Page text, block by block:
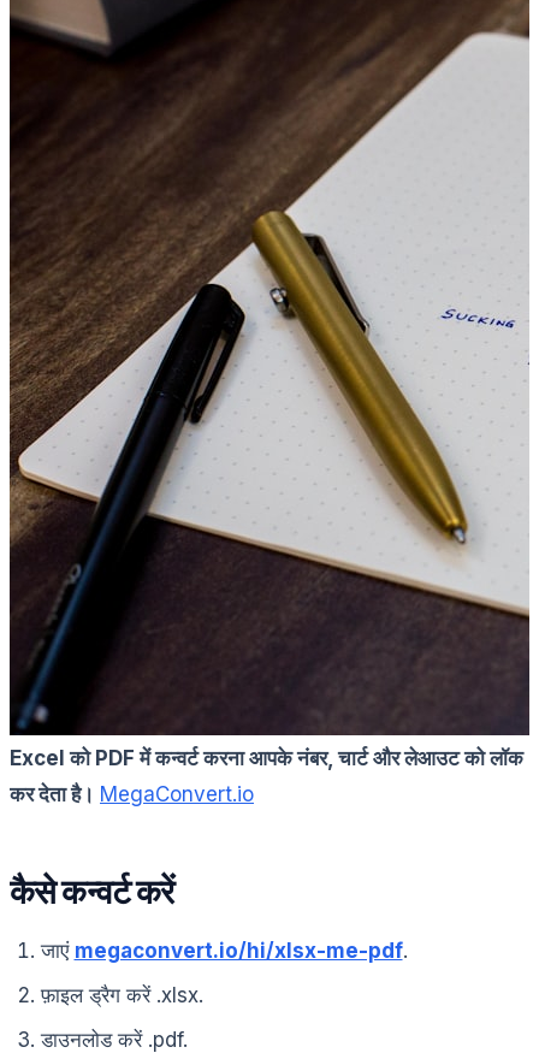
Excel को PDF में कन्वर्ट करना आपके नंबर, चार्ट और लेआउट को लॉक
कर देता है। MegaConvert.io
कैसे कन्वर्ट करें
जाएं megaconvert.io/hi/xlsx-me-pdf.
फ़ाइल ड्रैग करें .xlsx.
डाउनलोड करें .pdf.